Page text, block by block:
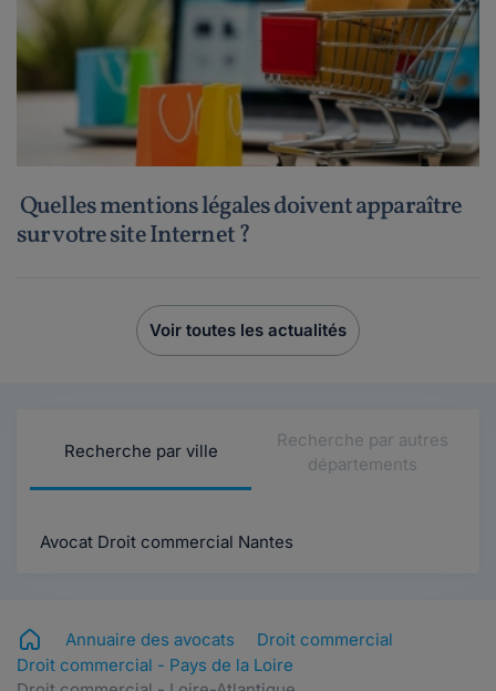
Quelles mentions légales doivent apparaître
sur votre site Internet ?
Voir toutes les actualités
Recherche par ville
Recherche par autres
départements
Avocat Droit commercial Nantes
Annuaire des avocats
Droit commercial
Droit commercial - Pays de la Loire